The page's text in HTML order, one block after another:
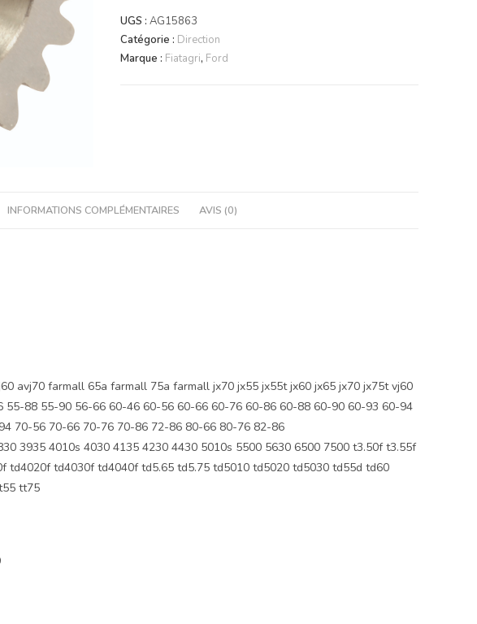
satellite
UGS :AG15863
Catégorie : Direction
Marque : Fiatagri, Ford
INFORMATIONS COMPLÉMENTAIRES AVIS (0)
avj70 farmall 65a farmall 75a farmall jx70 jx55 jx55t jx60 jx65 jx70 jx75t vj60
88 55-90 56-66 60-46 60-56 60-66 60-76 60-86 60-88 60-90 60-93 60-94
70-56 70-66 70-76 70-86 72-86 80-66 80-76 82-86
3935 4010s 4030 4135 4230 4430 5010s 5500 5630 6500 7500 t3.50f t3.55f
td4020f td4030f td4040f td5.65 td5.75 td5010 td5020 td5030 td55d td60
tt75